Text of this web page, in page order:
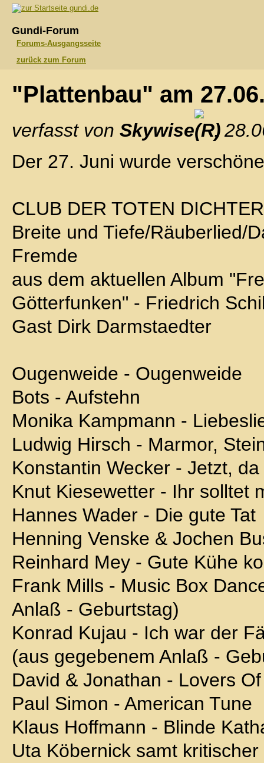
gundi.de
Gundi-Forum
Forums-Ausgangsseite
zurück zum Forum
"Plattenbau" am
verfasst von Skywise
,
Der 27. Juni wurde
CLUB DER TOTEN DICHTER
Breite und Tiefe/Räuberlied/
Fremde
aus dem aktuellen Album
Götterfunken" - Friedrich
Gast Dirk Darmstaedter
Ougenweide - Ougenweide
Bots - Aufstehn
Monika Kampmann -
Ludwig Hirsch - Marmor,
Konstantin Wecker - Jetzt,
Knut Kiesewetter - Ihr solltet
Hannes Wader - Die gute Tat
Henning Venske & Jochen
Reinhard Mey - Gute Kühe
Frank Mills - Music Box
Anlaß - Geburtstag)
Konrad Kujau - Ich war der
(aus gegebenem Anlaß -
David & Jonathan - Lovers
Paul Simon - American Tune
Klaus Hoffmann - Blinde
Uta Köbernick samt